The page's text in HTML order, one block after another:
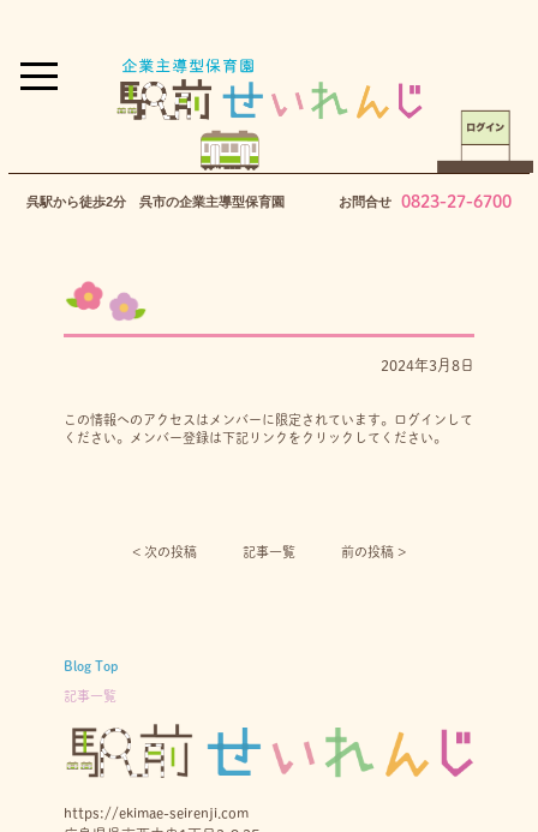
呉駅から徒歩2分 呉市の企業主導型保育園 お問合せ 0823-27-6700
2024年3月8日
この情報へのアクセスはメンバーに限定されています。ログインして
ください。メンバー登録は下記リンクをクリックしてください。
< 次の投稿︎ 記事一覧 前の投稿 >
Blog Top
記事一覧
https://ekimae-seirenji.com